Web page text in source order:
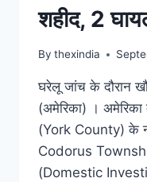
शहीद, 2
By thexindia
घरेलू जांच के दौरान
(अमेरिका) । अमेरिका
(York County) के
Codorus
(Domestic